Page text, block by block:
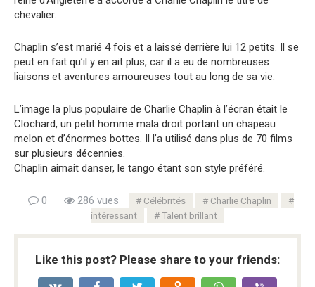
chevalier.
Chaplin s’est marié 4 fois et a laissé derrière lui 12 petits. Il se
peut en fait qu’il y en ait plus, car il a eu de nombreuses
liaisons et aventures amoureuses tout au long de sa vie.
L’image la plus populaire de Charlie Chaplin à l’écran était le
Clochard, un petit homme mala droit portant un chapeau
melon et d’énormes bottes. Il l’a utilisé dans plus de 70 films
sur plusieurs décennies.
Chaplin aimait danser, le tango étant son style préféré.
0 286 vues Célébrités
Charlie Chaplin
intéressant
Talent brillant
Like this post? Please share to your friends: